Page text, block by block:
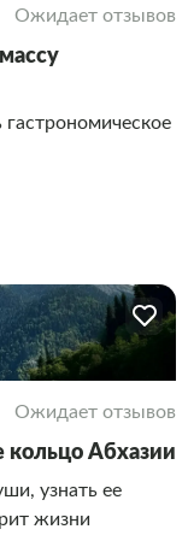
Ожидает отзывов
гастрономическое
Ожидает отзывов
кольцо Абхазии
узнать ее
жизни